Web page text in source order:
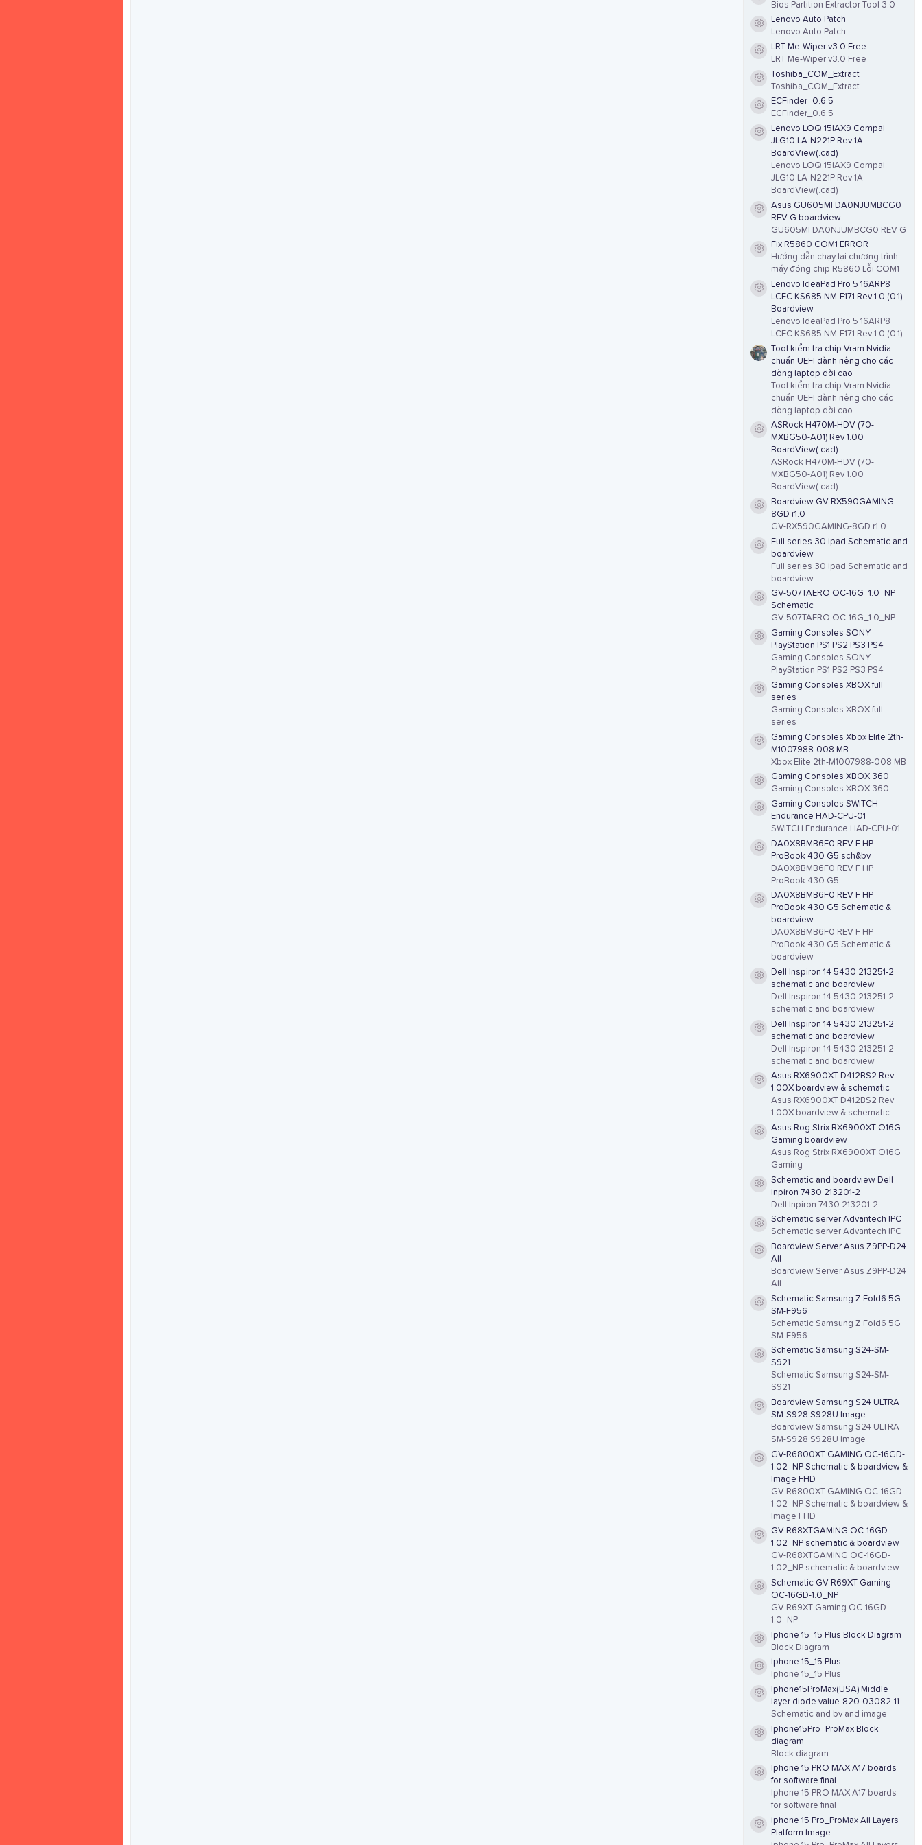
Resource icon
Bios Partition Extractor Tool 3.0
Resource icon
Lenovo Auto Patch
Lenovo Auto Patch
Resource icon
LRT Me-Wiper v3.0 Free
LRT Me-Wiper v3.0 Free
Resource icon
Toshiba_COM_Extract
Toshiba_COM_Extract
Resource icon
ECFinder_0.6.5
ECFinder_0.6.5
Resource icon
Lenovo LOQ 15IAX9 Compal
JLG10 LA-N221P Rev 1A
BoardView(.cad)
Lenovo LOQ 15IAX9 Compal
JLG10 LA-N221P Rev 1A
BoardView(.cad)
Resource icon
Asus GU605MI DA0NJUMBCG0
REV G boardview
GU605MI DA0NJUMBCG0 REV G
Resource icon
Fix R5860 COM1 ERROR
Hướng dẫn chạy lại chương trình
máy đóng chip R5860 Lỗi COM1
Resource icon
Lenovo IdeaPad Pro 5 16ARP8
LCFC KS685 NM-F171 Rev 1.0 (0.1)
Boardview
Lenovo IdeaPad Pro 5 16ARP8
LCFC KS685 NM-F171 Rev 1.0 (0.1)
Tool kiểm tra chip Vram Nvidia
chuẩn UEFI dành riêng cho các
dòng laptop đời cao
Tool kiểm tra chip Vram Nvidia
chuẩn UEFI dành riêng cho các
dòng laptop đời cao
Resource icon
ASRock H470M-HDV (70-
MXBG50-A01) Rev 1.00
BoardView(.cad)
ASRock H470M-HDV (70-
MXBG50-A01) Rev 1.00
BoardView(.cad)
Resource icon
Boardview GV-RX590GAMING-
8GD r1.0
GV-RX590GAMING-8GD r1.0
Resource icon
Full series 30 Ipad Schematic and
boardview
Full series 30 Ipad Schematic and
boardview
Resource icon
GV-507TAERO OC-16G_1.0_NP
Schematic
GV-507TAERO OC-16G_1.0_NP
Resource icon
Gaming Consoles SONY
PlayStation PS1 PS2 PS3 PS4
Gaming Consoles SONY
PlayStation PS1 PS2 PS3 PS4
Resource icon
Gaming Consoles XBOX full
series
Gaming Consoles XBOX full
series
Resource icon
Gaming Consoles Xbox Elite 2th-
M1007988-008 MB
Xbox Elite 2th-M1007988-008 MB
Resource icon
Gaming Consoles XBOX 360
Gaming Consoles XBOX 360
Resource icon
Gaming Consoles SWITCH
Endurance HAD-CPU-01
SWITCH Endurance HAD-CPU-01
Resource icon
DA0X8BMB6F0 REV F HP
ProBook 430 G5 sch&bv
DA0X8BMB6F0 REV F HP
ProBook 430 G5
Resource icon
DA0X8BMB6F0 REV F HP
ProBook 430 G5 Schematic &
boardview
DA0X8BMB6F0 REV F HP
ProBook 430 G5 Schematic &
boardview
Resource icon
Dell Inspiron 14 5430 213251-2
schematic and boardview
Dell Inspiron 14 5430 213251-2
schematic and boardview
Resource icon
Dell Inspiron 14 5430 213251-2
schematic and boardview
Dell Inspiron 14 5430 213251-2
schematic and boardview
Resource icon
Asus RX6900XT D412BS2 Rev
1.00X boardview & schematic
Asus RX6900XT D412BS2 Rev
1.00X boardview & schematic
Resource icon
Asus Rog Strix RX6900XT O16G
Gaming boardview
Asus Rog Strix RX6900XT O16G
Gaming
Resource icon
Schematic and boardview Dell
Inpiron 7430 213201-2
Dell Inpiron 7430 213201-2
Resource icon
Schematic server Advantech IPC
Schematic server Advantech IPC
Resource icon
Boardview Server Asus Z9PP-D24
All
Boardview Server Asus Z9PP-D24
All
Resource icon
Schematic Samsung Z Fold6 5G
SM-F956
Schematic Samsung Z Fold6 5G
SM-F956
Resource icon
Schematic Samsung S24-SM-
S921
Schematic Samsung S24-SM-
S921
Resource icon
Boardview Samsung S24 ULTRA
SM-S928 S928U Image
Boardview Samsung S24 ULTRA
SM-S928 S928U Image
Resource icon
GV-R6800XT GAMING OC-16GD-
1.02_NP Schematic & boardview &
Image FHD
GV-R6800XT GAMING OC-16GD-
1.02_NP Schematic & boardview &
Image FHD
Resource icon
GV-R68XTGAMING OC-16GD-
1.02_NP schematic & boardview
GV-R68XTGAMING OC-16GD-
1.02_NP schematic & boardview
Resource icon
Schematic GV-R69XT Gaming
OC-16GD-1.0_NP
GV-R69XT Gaming OC-16GD-
1.0_NP
Resource icon
Iphone 15_15 Plus Block Diagram
Block Diagram
Resource icon
Iphone 15_15 Plus
Iphone 15_15 Plus
Resource icon
Iphone15ProMax(USA) Middle
layer diode value-820-03082-11
Schematic and bv and image
Resource icon
Iphone15Pro_ProMax Block
diagram
Block diagram
Resource icon
Iphone 15 PRO MAX A17 boards
for software final
Iphone 15 PRO MAX A17 boards
for software final
Resource icon
Iphone 15 Pro_ProMax All Layers
Platform Image